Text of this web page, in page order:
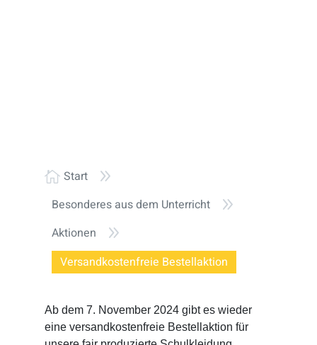
 Start 9
Besonderes aus dem Unterricht 9
Aktionen 9
Versandkostenfreie Bestellaktion
Ab dem 7. November 2024 gibt es wieder
eine versandkostenfreie Bestellaktion für